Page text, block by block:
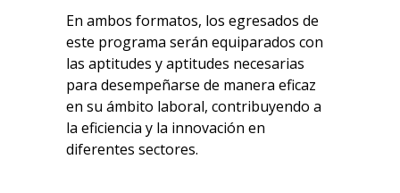
En ambos formatos, los egresados de
este programa serán equiparados con
las aptitudes y aptitudes necesarias
para desempeñarse de manera eficaz
en su ámbito laboral, contribuyendo a
la eficiencia y la innovación en
diferentes sectores.